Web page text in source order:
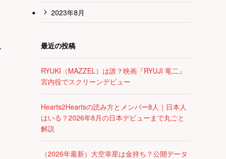
2023年8月
最近の投稿
RYUKI（MAZZEL）は誰？映画『RYUJI 竜二』
宮内役でスクリーンデビュー
Hearts2Heartsの読み方とメンバー8人｜日本人
はいる？2026年8月の日本デビューまで丸ごと
解説
（2026年最新）大空幸星は金持ち？公開データ